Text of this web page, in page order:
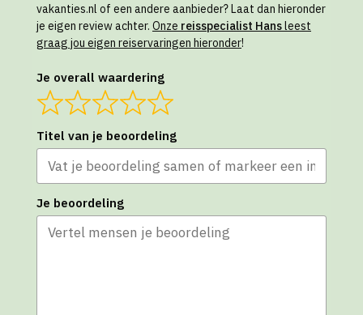
vakanties.nl of een andere aanbieder? Laat dan hieronder
je eigen review achter. Onze reisspecialist Hansleest
graag jou eigen reiservaringen hieronder!
Je overall waardering
Titel van je beoordeling
Je beoordeling